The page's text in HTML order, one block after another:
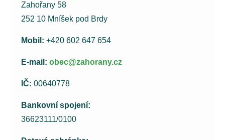
Zahořany 58
252 10 Mníšek pod Brdy
Mobil: +420 602 647 654
E-mail: obec@zahorany.cz
IČ: 00640778
Bankovní spojení:
36623111/0100